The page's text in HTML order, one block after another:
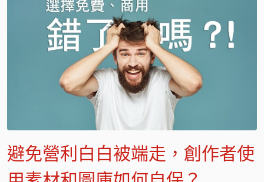
窩課推薦給您
避免營利白白被端走，創作者使